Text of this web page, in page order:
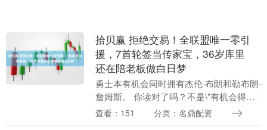
拾贝赢 拒绝交易！全联盟唯一零引
援，7首轮签当传家宝，36岁库里
还在陪老板做白日梦
勇士本有机会同时拥有杰伦·布朗和勒布朗·
詹姆斯。 你读对了吗？不是\"有机会得到
其中一个\"，是\"同时\"。 名记Shams在
查看：151 分类：名鼎配资